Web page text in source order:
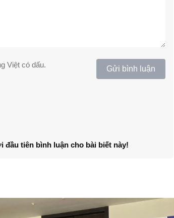
Việt có dấu. Gửi bình luận
tiên bình luận cho bài biết này!